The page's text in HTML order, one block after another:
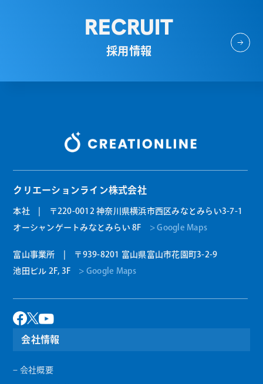
RECRUIT
採用情報
クリエーションライン株式会社
本社 | 〒220-0012 神奈川県横浜市西区みなとみらい3-7-1
オーシャンゲートみなとみらい 8F > Google Maps
富山事業所 | 〒939-8201 富山県富山市花園町3-2-9
池田ビル 2F, 3F > Google Maps
会社情報
– 会社概要